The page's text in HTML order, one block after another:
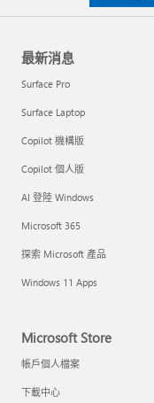
最新消息
Surface Pro
Surface Laptop
Copilot 機構版
Copilot 個人版
AI 登陸 Windows
Microsoft 365
探索 Microsoft 產品
Windows 11 Apps
Microsoft Store
帳戶個人檔案
下載中心